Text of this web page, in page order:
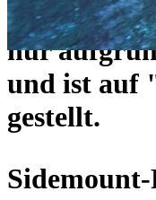
Das alte
nur
und ist auf
gestellt.